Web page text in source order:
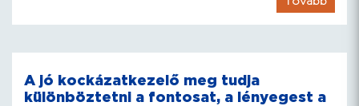
A jó kockázatkezelő meg tudja
különböztetni a fontosat, a lényegest a